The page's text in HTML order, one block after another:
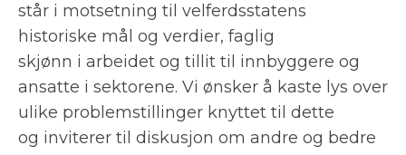
står i motsetning til velferdsstatens
historiske mål og verdier, faglig
skjønn i arbeidet og tillit til innbyggere og
ansatte i sektorene. Vi ønsker å kaste lys over
ulike problemstillinger knyttet til dette
og inviterer til diskusjon om andre og bedre